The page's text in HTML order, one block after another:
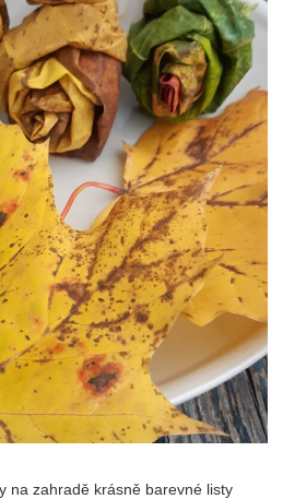
na zahradě krásně barevné listy